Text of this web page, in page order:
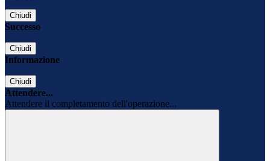
Chiudi
Successo
Chiudi
Informazione
Chiudi
Attendere...
Attendere il completamento dell'operazione...